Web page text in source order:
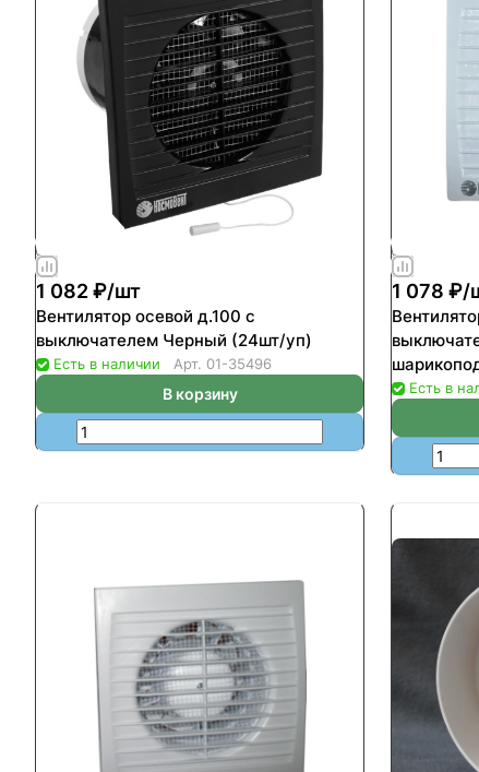
1 082 ₽/шт
Вентилятор осевой д.100 с
выключателем Черный (24шт/уп)
Есть в наличии Арт. 01-35496
В корзину
1 078 ₽/
уп)Есть в